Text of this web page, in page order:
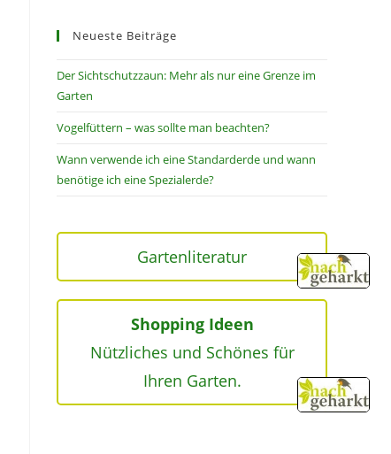
Neueste Beiträge
Der Sichtschutzzaun: Mehr als nur eine Grenze im
Garten
Vogelfüttern – was sollte man beachten?
Wann verwende ich eine Standarderde und wann
benötige ich eine Spezialerde?
Gartenliteratur
Shopping Ideen
Nützliches und Schönes für
Ihren Garten.